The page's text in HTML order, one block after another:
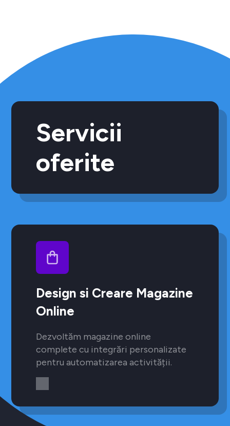
Servicii
oferite
Design si Creare Magazine
Online
Dezvoltăm magazine online
complete cu integrări personalizate
pentru automatizarea activității.